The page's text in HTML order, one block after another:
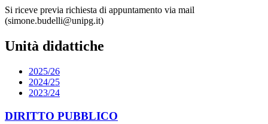
Si riceve previa richiesta di appuntamento via mail
(simone.budelli@unipg.it)
Unità didattiche
2025/26
2024/25
2023/24
DIRITTO PUBBLICO